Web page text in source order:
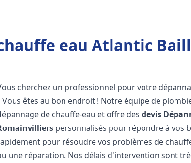
eau Atlantic
cherchez un professionnel pour votre
Vous êtes au bon endroit ! Notre équipe de
de chauffe-eau et offre desdevis
personnalisés pour répondre à vos
pour résoudre vos problèmes de
une réparation. Nos délais d'intervention sont